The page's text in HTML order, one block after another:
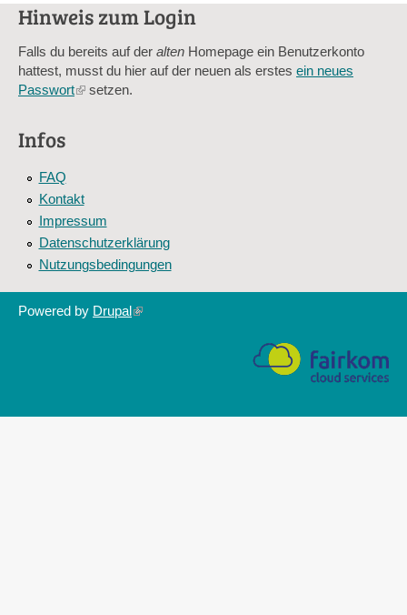
Hinweis zum Login
Falls du bereits auf der alten Homepage ein Benutzerkonto
hattest, musst du hier auf der neuen als erstes ein neues
Passwort(linksetzen.
Infos
FAQ
Kontakt
Impressum
Datenschutzerklärung
Nutzungsbedingungen
Powered by Drupal(link